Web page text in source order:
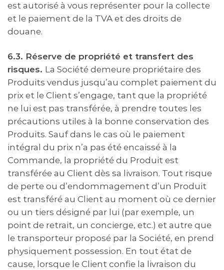
est autorisé à vous représenter pour la collecte
et le paiement de la TVA et des droits de
douane.
6.3. Réserve de propriété et transfert des
risques. La Société demeure propriétaire des
Produits vendus jusqu’au complet paiement du
prix et le Client s’engage, tant que la propriété
ne lui est pas transférée, à prendre toutes les
précautions utiles à la bonne conservation des
Produits. Sauf dans le cas où le paiement
intégral du prix n’a pas été encaissé à la
Commande, la propriété du Produit est
transférée au Client dès sa livraison. Tout risque
de perte ou d’endommagement d’un Produit
est transféré au Client au moment où ce dernier
ou un tiers désigné par lui (par exemple, un
point de retrait, un concierge, etc.) et autre que
le transporteur proposé par la Société, en prend
physiquement possession. En tout état de
cause, lorsque le Client confie la livraison du